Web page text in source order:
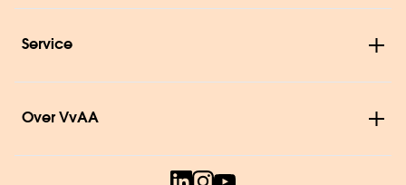
Service
Over VvAA